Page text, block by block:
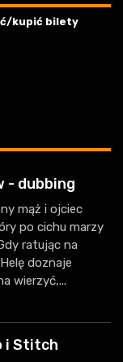
kupić bilety
- dubbing
mąż i ojciec
po cichu marzy
ratując na
doznaje
wierzyć,...
i Stitch